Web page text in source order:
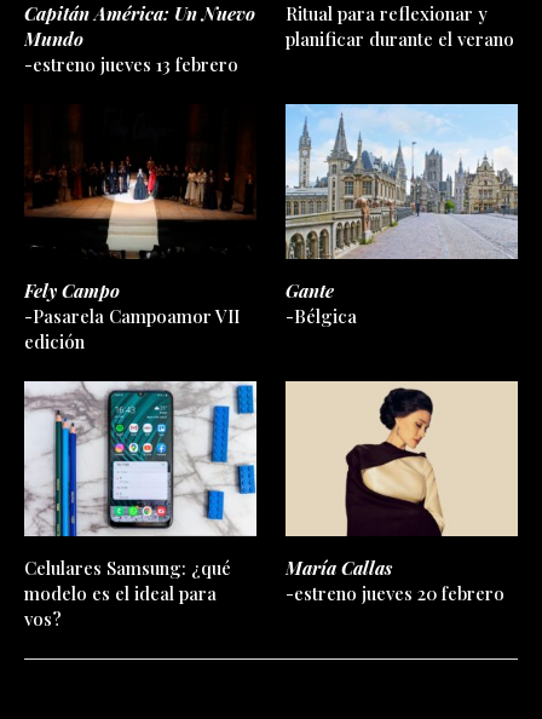
Capitán América: Un Nuevo
Mundo
-estreno jueves 13 febrero
Ritual para reflexionar y
planificar durante el verano
Fely Campo
-Pasarela Campoamor VII
edición
Gante
-Bélgica
Celulares Samsung: ¿qué
modelo es el ideal para
vos?
María Callas
-estreno jueves 20 febrero